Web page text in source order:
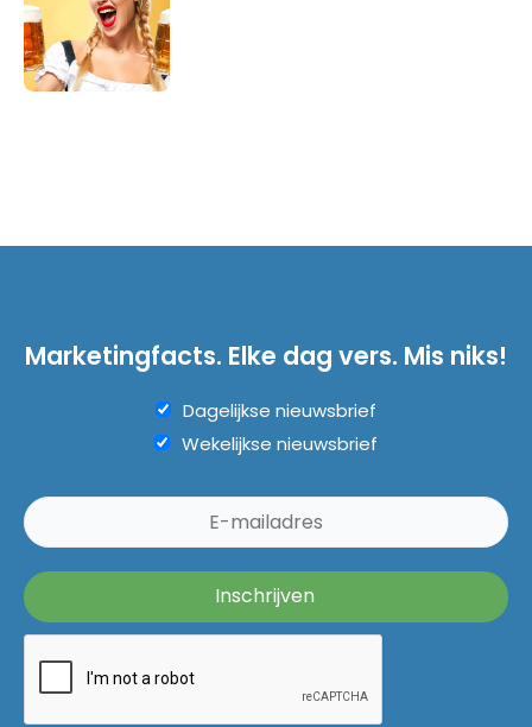
Marketingfacts. Elke dag vers. Mis niks!
Dagelijkse nieuwsbrief
Wekelijkse nieuwsbrief